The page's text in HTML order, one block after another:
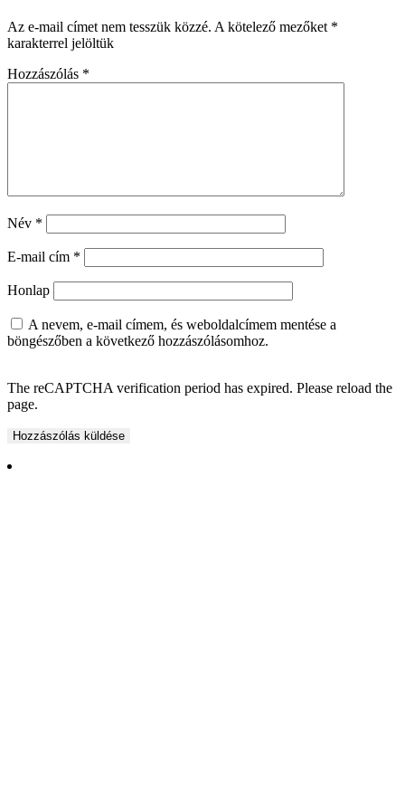
Az e-mail címet nem tesszük közzé. A kötelező mezőket *
karakterrel jelöltük
Hozzászólás *
Név *
E-mail cím *
Honlap
A nevem, e-mail címem, és weboldalcímem mentése a
böngészőben a következő hozzászólásomhoz.
The reCAPTCHA verification period has expired. Please reload the
page.